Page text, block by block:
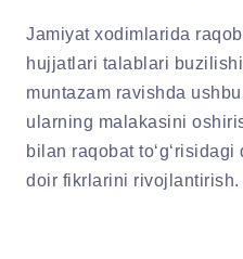
Jamiyat xodimlarida
hujjatlari talablari
muntazam ravishda
ularning malakasini
bilan raqobat
doir fikrlarini rivojlantirish.